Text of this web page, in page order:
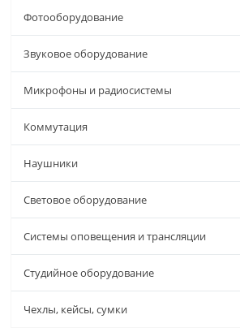
Фотооборудование
Звуковое оборудование
Микрофоны и радиосистемы
Коммутация
Наушники
Световое оборудование
Системы оповещения и трансляции
Студийное оборудование
Чехлы, кейсы, сумки